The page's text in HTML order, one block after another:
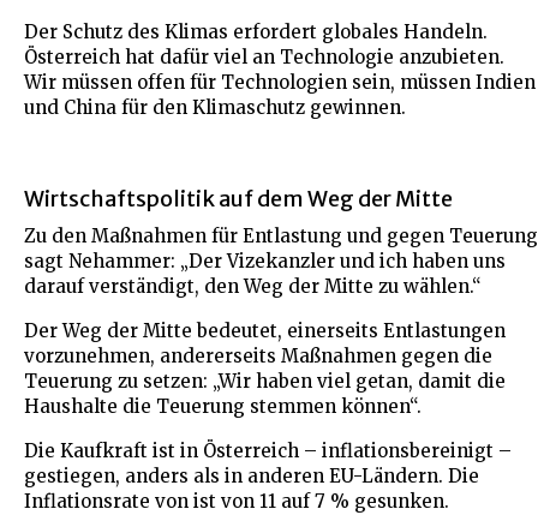
Der Schutz des Klimas erfordert globales Handeln.
Österreich hat dafür viel an Technologie anzubieten.
Wir müssen offen für Technologien sein, müssen Indien
und China für den Klimaschutz gewinnen.
Wirtschaftspolitik auf dem Weg der Mitte
Zu den Maßnahmen für Entlastung und gegen Teuerung
sagt Nehammer: „Der Vizekanzler und ich haben uns
darauf verständigt, den Weg der Mitte zu wählen.“
Der Weg der Mitte bedeutet, einerseits Entlastungen
vorzunehmen, andererseits Maßnahmen gegen die
Teuerung zu setzen: „Wir haben viel getan, damit die
Haushalte die Teuerung stemmen können“.
Die Kaufkraft ist in Österreich – inflationsbereinigt –
gestiegen, anders als in anderen EU-Ländern. Die
Inflationsrate von ist von 11 auf 7 % gesunken.